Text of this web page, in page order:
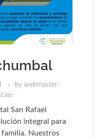
by webmaster-
San Rafael
integral para
Nuestros